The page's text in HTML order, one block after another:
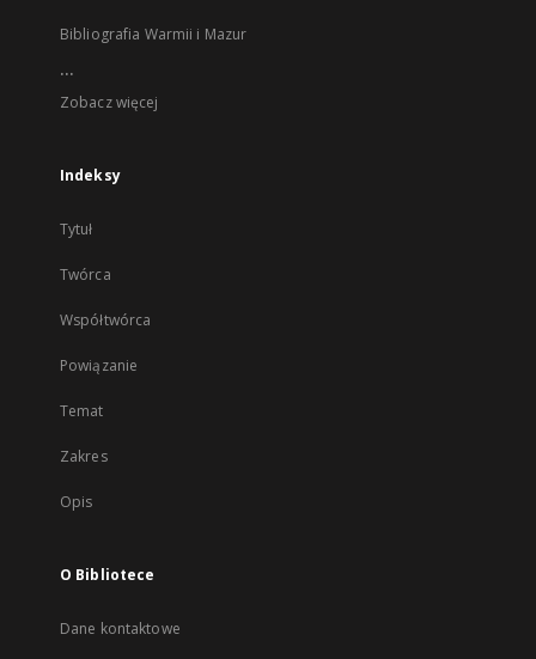
Bibliografia Warmii i Mazur
...
Zobacz więcej
Indeksy
Tytuł
Twórca
Współtwórca
Powiązanie
Temat
Zakres
Opis
O Bibliotece
Dane kontaktowe